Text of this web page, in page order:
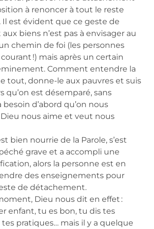
à renoncer à tout le reste
Il est évident que ce geste de
biens n’est pas à envisager au
chemin de foi (les personnes
!) mais après un certain
Comment entendre la
tout, donne-le aux pauvres et suis
qu’on est désemparé, sans
besoin d’abord qu’on nous
nous aime et veut nous
bien nourrie de la Parole, s’est
grave et a accompli une
alors la personne est en
des enseignements pour
de détachement.
Dieu nous dit en effet :
enfant, tu es bon, tu dis tes
tes pratiques… mais il y a quelque